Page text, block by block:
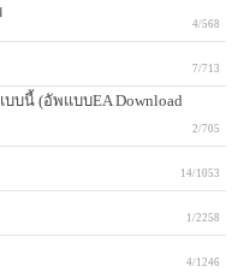
4/568
7/713
นี้ (อัพแบบEA Download
2/705
14/1053
1/2258
4/1246